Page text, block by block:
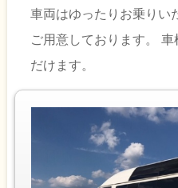
車両はゆったりお乗りい
ご用意しております。
だけます。